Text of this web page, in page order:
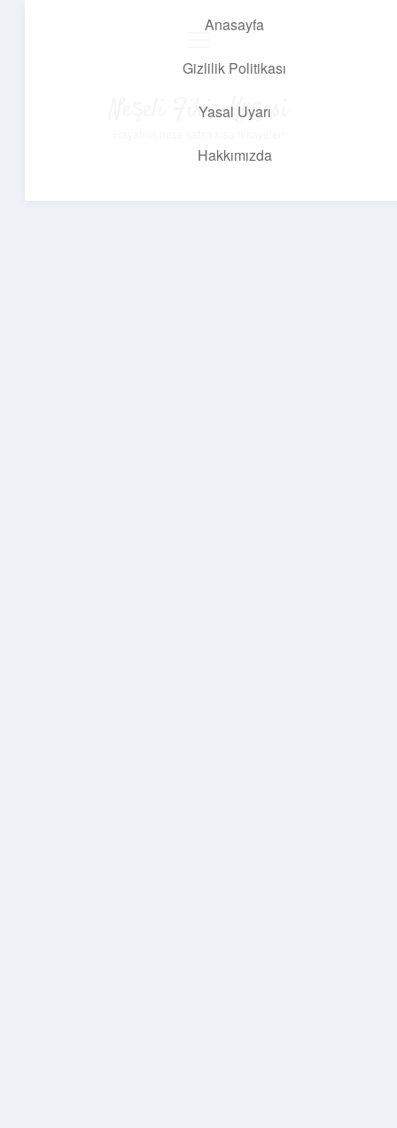
Anasayfa
Gizlilik Politikası
Yasal Uyarı
Hakkımızda
Neşeli Fikir Köşesi